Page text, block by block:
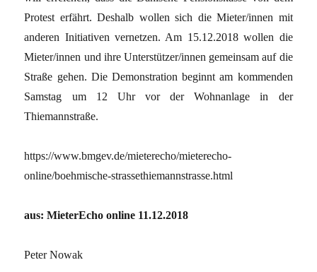
Protest erfährt. Deshalb wollen sich die Mieter/innen mit
anderen Initiativen vernetzen. Am 15.12.2018 wollen die
Mieter/innen und ihre Unterstützer/innen gemeinsam auf die
Straße gehen. Die Demonstration beginnt am kommenden
Samstag um 12 Uhr vor der Wohnanlage in der
Thiemannstraße.
https://www.bmgev.de/mieterecho/mieterecho-
online/boehmische-strassethiemannstrasse.html
aus: MieterEcho online 11.12.2018
Peter Nowak